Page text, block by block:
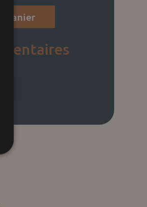
panier